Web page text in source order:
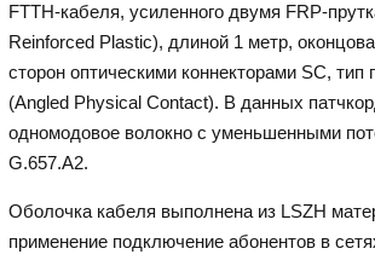
FTTH-кабеля, усиленного двумя FRP-
Reinforced Plastic), длиной 1 метр,
сторон оптическими коннекторами SC, тип
(Angled Physical Contact). В данных
одномодовое волокно с уменьшенными
G.657.A2.
Оболочка кабеля выполнена из LSZH
применение подключение абонентов в